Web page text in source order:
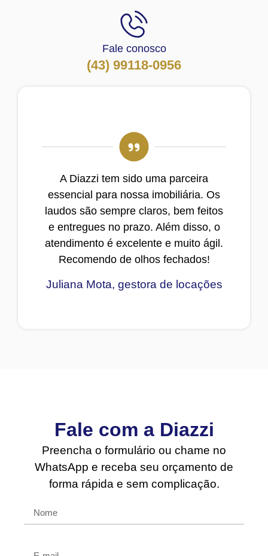
Fale conosco
(43) 99118-0956
A Diazzi tem sido uma parceira
essencial para nossa imobiliária. Os
laudos são sempre claros, bem feitos
e entregues no prazo. Além disso, o
atendimento é excelente e muito ágil.
Recomendo de olhos fechados!
Juliana Mota, gestora de locações
Fale com a Diazzi
Preencha o formulário ou chame no
WhatsApp e receba seu orçamento de
forma rápida e sem complicação.